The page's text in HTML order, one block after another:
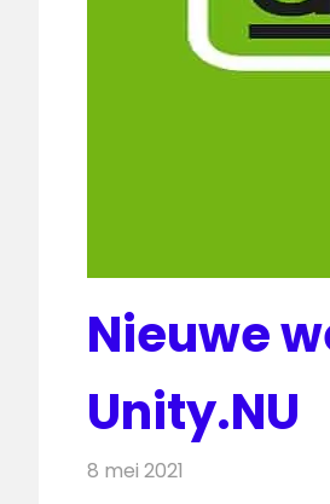
Nieuwe
Unity.NU
8 mei 2021